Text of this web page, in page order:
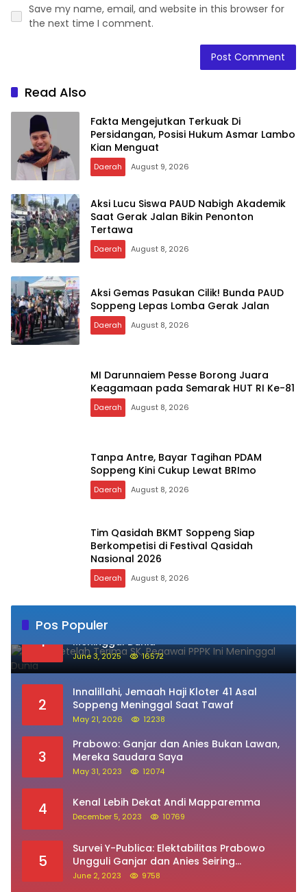
Save my name, email, and website in this browser for
the next time I comment.
Read Also
Fakta Mengejutkan Terkuak Di
Persidangan, Posisi Hukum Asmar Lambo
Kian Menguat
Daerah August 9, 2026
Aksi Lucu Siswa PAUD Nabigh Akademik
Saat Gerak Jalan Bikin Penonton
Tertawa
Daerah August 8, 2026
Aksi Gemas Pasukan Cilik! Bunda PAUD
Soppeng Lepas Lomba Gerak Jalan
Daerah August 8, 2026
MI Darunnaiem Pesse Borong Juara
Keagamaan pada Semarak HUT RI Ke-81
Daerah August 8, 2026
Tanpa Antre, Bayar Tagihan PDAM
Soppeng Kini Cukup Lewat BRImo
Daerah August 8, 2026
Tim Qasidah BKMT Soppeng Siap
Berkompetisi di Festival Qasidah
Nasional 2026
Daerah August 8, 2026
Pos Populer
1
Sehari Setelah Terima SK, Pegawai PPPK Ini
Meninggal Dunia
June 3, 2025 16572
2
Innalillahi, Jemaah Haji Kloter 41 Asal
Soppeng Meninggal Saat Tawaf
May 21, 2026 12238
3
Prabowo: Ganjar dan Anies Bukan Lawan,
Mereka Saudara Saya
May 31, 2023 12074
4 Kenal Lebih Dekat Andi Mapparemma
December 5, 2023 10769
5
Survei Y-Publica: Elektabilitas Prabowo
Ungguli Ganjar dan Anies Seiring
Kepuasan Terhadap Jokowi Naik
June 2, 2023 9758